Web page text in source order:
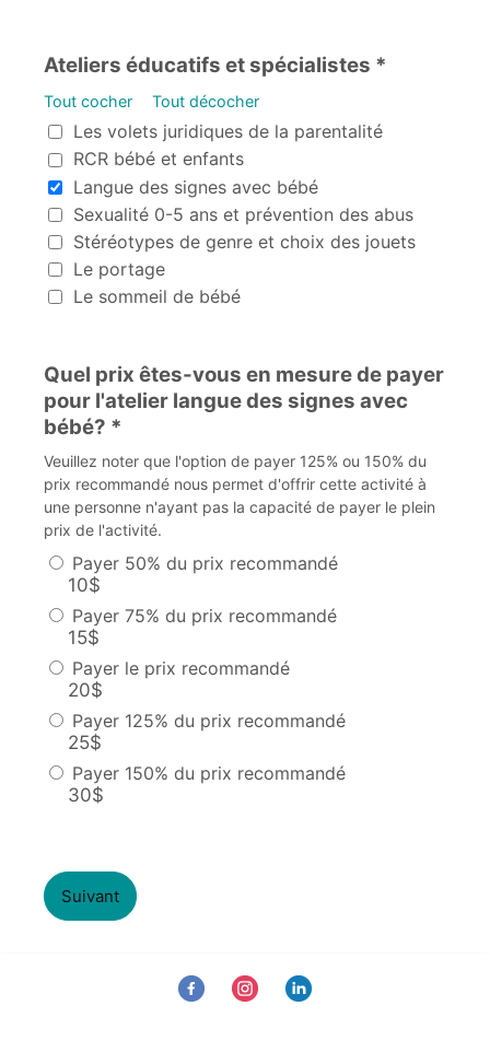
Ateliers éducatifs et spécialistes *
Tout cocher Tout décocher
Ateliers éducatifs et spécialistes
Les volets juridiques de la parentalité
RCR bébé et enfants
Langue des signes avec bébé
Sexualité 0-5 ans et prévention des abus
Stéréotypes de genre et choix des jouets
Le portage
Le sommeil de bébé
Quel prix êtes-vous en mesure de payer
pour l'atelier langue des signes avec
bébé? *
Veuillez noter que l'option de payer 125% ou 150% du
prix recommandé nous permet d'offrir cette activité à
une personne n'ayant pas la capacité de payer le plein
prix de l'activité.
Payer 50% du prix recommandé
10$
Payer 75% du prix recommandé
15$
Payer le prix recommandé
20$
Payer 125% du prix recommandé
25$
Payer 150% du prix recommandé
30$
Suivant